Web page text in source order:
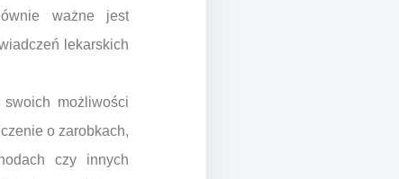
ważne jest
lekarskich
możliwości
o zarobkach,
czy innych